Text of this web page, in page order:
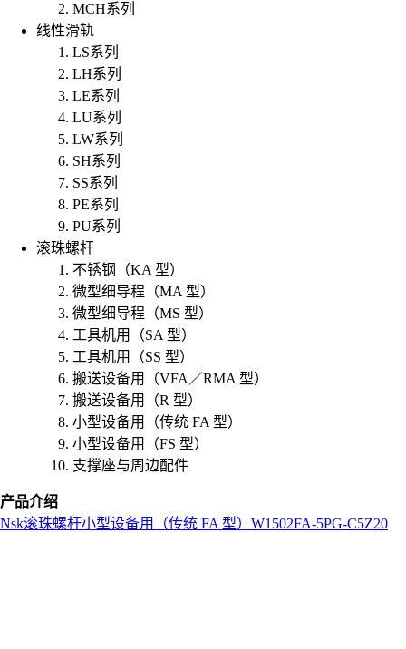
MCH系列
线性滑轨
LS系列
LH系列
LE系列
LU系列
LW系列
SH系列
SS系列
PE系列
PU系列
滚珠螺杆
不锈钢（KA 型）
微型细导程（MA 型）
微型细导程（MS 型）
工具机用（SA 型）
工具机用（SS 型）
搬送设备用（VFA／RMA 型）
搬送设备用（R 型）
小型设备用（传统 FA 型）
小型设备用（FS 型）
支撑座与周边配件
产品介绍
Nsk滚珠螺杆小型设备用（传统 FA 型） W1502FA-5PG-C5Z20